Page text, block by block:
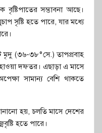
বৃষ্টিপাতের সম্ভাবনা আছে।
সৃষ্টি হতে পারে, যার মধ্যে
মৃদু (৩৬-৩৮°সে.) তাপপ্রবাহ
দফতর। এছাড়া এ মাসে
সামান্য বেশি থাকতে
হয়, চলতি মাসে দেশের
হতে পারে।